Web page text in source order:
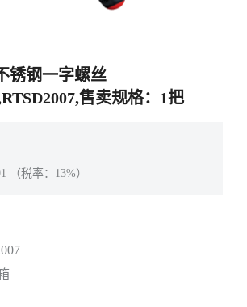
锈钢一字螺丝
售卖规格：1把
（税率：13%）